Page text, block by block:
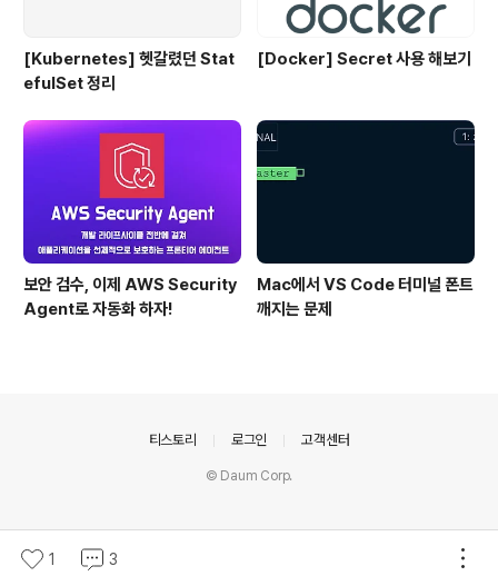
[Kubernetes] 헷갈렸던 Stat
efulSet 정리
[Docker] Secret 사용 해보기
보안 검수, 이제 AWS Security
Agent로 자동화 하자!
Mac에서 VS Code 터미널 폰트
깨지는 문제
1 3
티스토리 로그인 고객센터
© Daum Corp.